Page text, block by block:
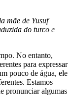
mãe de Yusuf
do turco e
No entanto,
para expressar
pouco de água, ele
Estamos
pronunciar algumas